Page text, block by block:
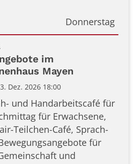
Donnerstag
2026
:
im
Mayen
Dez. 2026 18:00
und Handarbeitscafé für
für Erwachsene,
Teilchen-Café, Sprach-
für
und